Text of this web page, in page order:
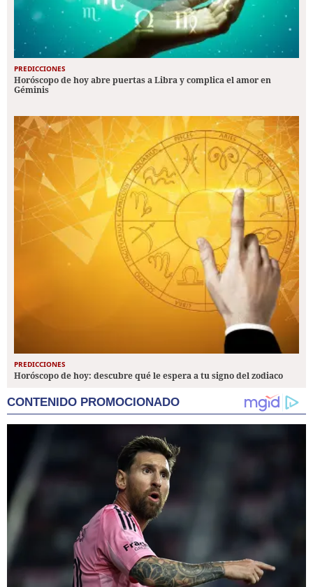
PREDICCIONES
Horóscopo de hoy abre puertas a Libra y complica el amor en
Géminis
PREDICCIONES
Horóscopo de hoy: descubre qué le espera a tu signo del zodiaco
CONTENIDO PROMOCIONADO